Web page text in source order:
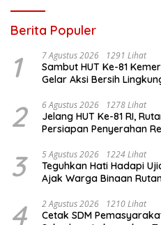
Berita Populer
1 7 Agustus 2026 1291 Lihat
Sambut HUT Ke-81
Gelar Aksi Bersih
2 6 Agustus 2026 1278 Lihat
Jelang HUT Ke-81 RI,
Persiapan Penyerahan
3 5 Agustus 2026 1224 Lihat
Teguhkan Hati Hadapi
Ajak Warga Binaan
4 2 Agustus 2026 1210 Lihat
Cetak SDM